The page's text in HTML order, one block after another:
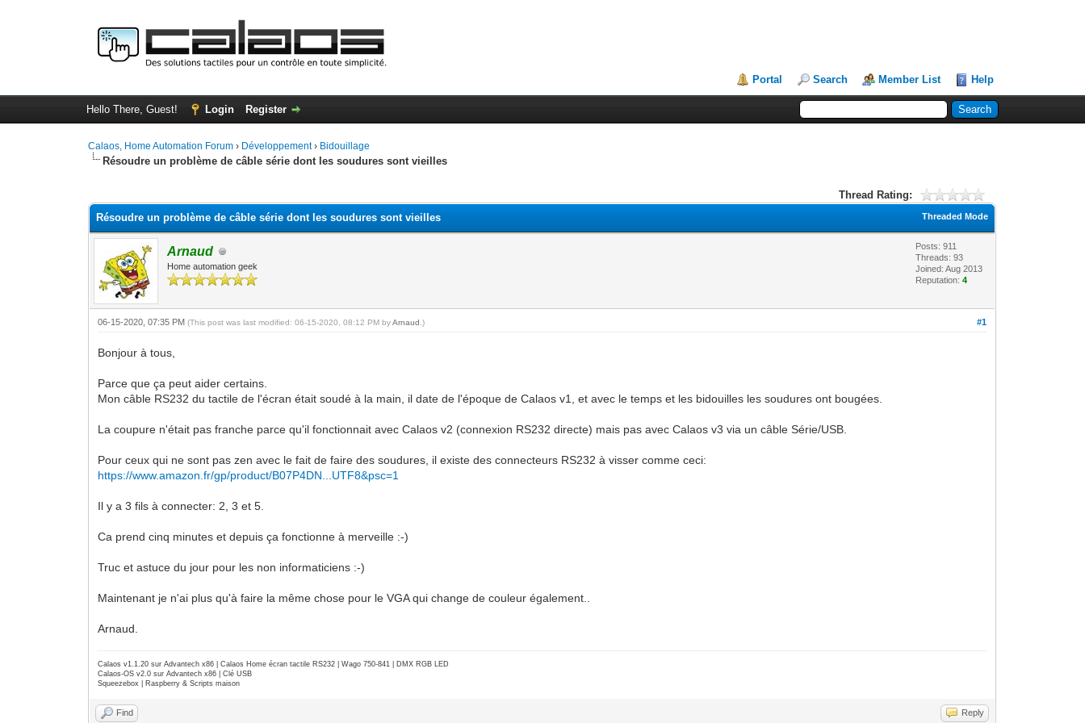
Portal Search Member List Help
Hello There, Guest! Login Register
Calaos, Home Automation Forum › Développement› Bidouillage
Résoudre un problème de câble série dont les soudures sont vieilles
Thread Rating:
Threaded Mode
Résoudre un problème de câble série dont les soudures sont vieilles
Arnaud
Home automation geek
Posts: 911
Threads: 93
Joined: Aug 2013
Reputation:4
#1
06-15-2020, 07:35 PM(This post was last modified: 06-15-2020, 08:12 PM byArnaud .)
Bonjour à tous,
Parce que ça peut aider certains.
Mon câble RS232 du tactile de l'écran était soudé à la main, il date de l'époque de Calaos v1, et avec le temps et les bidouilles les soudures ont bougées.
La coupure n'était pas franche parce qu'il fonctionnait avec Calaos v2 (connexion RS232 directe) mais pas avec Calaos v3 via un câble Série/USB.
Pour ceux qui ne sont pas zen avec le fait de faire des soudures, il existe des connecteurs RS232 à visser comme ceci:
https://www.amazon.fr/gp/product/B07P4DN...UTF8&psc=1
Il y a 3 fils à connecter: 2, 3 et 5.
Ca prend cinq minutes et depuis ça fonctionne à merveille :-)
Truc et astuce du jour pour les non informaticiens :-)
Maintenant je n'ai plus qu'à faire la même chose pour le VGA qui change de couleur également..
Arnaud.
Calaos v1.1.20 sur Advantech x86 | Calaos Home écran tactile RS232 | Wago 750-841 | DMX RGB LED
Calaos-OS v2.0 sur Advantech x86 | Clé USB
Squeezebox | Raspberry & Scripts maison
Find Reply